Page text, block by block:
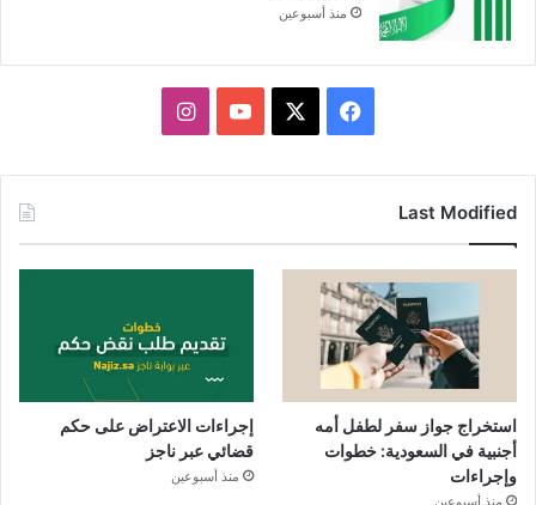
منذ أسبوعين
فيسبوك يوتيوبانستقرام
Last Modified
استخراج جواز سفر لطفل أمه
أجنبية في السعودية: خطوات
وإجراءات
منذ أسبوعين
إجراءات الاعتراض على حكم
قضائي عبر ناجز
منذ أسبوعين